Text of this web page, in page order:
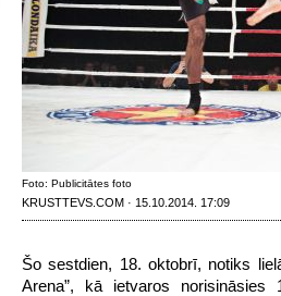
Foto: Publicitātes foto
KRUSTTEVS.COM · 15.10.2014. 17:09
Šo sestdien, 18. oktobrī, notiks
Arena”, kā ietvaros